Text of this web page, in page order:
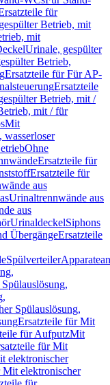
für
Betrieb, mit
mit
Urinale, gespülter
Betrieb,
Ersatzteile für Für AP-
Ersatzteile
Betrieb, mit /
mit / für
Mit
wasserloser
Ohne
Ersatzteile für
Ersatzteile für
aus
Urinaltrennwände aus
aus
UrinaldeckelSiphons
ÜbergängeErsatzteile
Spülverteiler
Spülauslösung,
Ersatzteile für Mit
für AufputzMit
für Mit
elektronischer
Mit elektronischer